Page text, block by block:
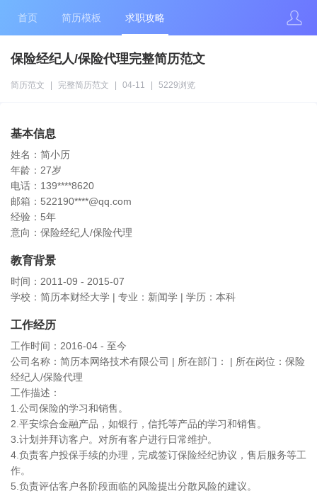
首页 简历模板 求职攻略
保险经纪人/保险代理完整简历范文
简历范文 完整简历范文 04-11 5229浏览
基本信息
姓名：简小历
年龄：27岁
电话：139****8620
邮箱：522190****@qq.com
经验：5年
意向：保险经纪人/保险代理
教育背景
时间：2011-09 - 2015-07
学校：简历本财经大学 | 专业：新闻学 | 学历：本科
工作经历
工作时间：2016-04 - 至今
公司名称：简历本网络技术有限公司 | 所在部门： | 所在岗位：保险
经纪人/保险代理
工作描述：
1.公司保险的学习和销售。
2.平安综合金融产品，如银行，信托等产品的学习和销售。
3.计划并拜访客户。对所有客户进行日常维护。
4.负责客户投保手续的办理，完成签订保险经纪协议，售后服务等工
作。
5.负责评估客户各阶段面临的风险提出分散风险的建议。